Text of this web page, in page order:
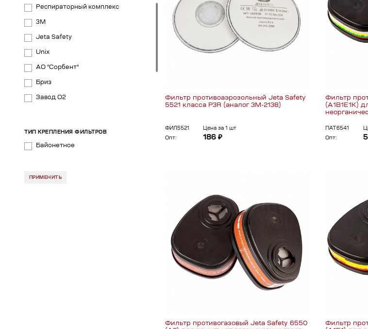
Респираторный комплекс
3М
Jeta Safety
Unix
АО "Сорбент"
Бриз
Завод О2
Респираторный комплекс
ТИП КРЕПЛЕНИЯ ФИЛЬТРОВ
Байонетное
ПРИМЕНИТЬ
Фильтр противоаэрозольный Jeta Safety
5521 класса P3R (аналог 3M-2138)
ФИЛ5521
Цена за 1 шт
Опт:
186 ₽
Фильтр
(A1B1E1K)
ПАТ6541
Опт:
Фильтр противогазовый Jeta Safety 6550
Фильтр